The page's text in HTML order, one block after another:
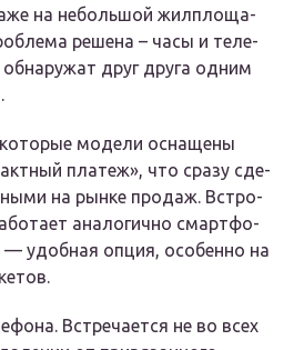
на неболь­шой жил­пло­ща­
реше­на – часы и теле­
друг дру­га одним
моде­ли осна­ще­ны
пла­теж», что сра­зу сде­
на рын­ке про­даж. Встро­
ана­ло­гич­но смарт­фо­
— удоб­ная опция, осо­бен­но на
Встре­ча­ет­ся не во всех